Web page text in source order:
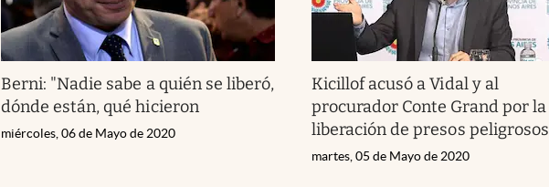
Berni: "Nadie sabe a quién se liberó,
dónde están, qué hicieron
miércoles, 06 de Mayo de 2020
Kicillof acusó a Vidal y al
procurador Conte Grand por la
liberación de presos peligrosos
martes, 05 de Mayo de 2020